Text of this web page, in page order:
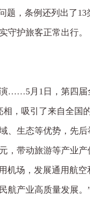
题，条例还列出了
守护旅客正常出行。
……5月1日，第四届
，吸引了来自全国
、生态等优势，先
，带动旅游等产业产
机场，发展通用航
航产业高质量发展。